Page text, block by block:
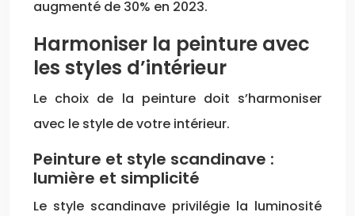
augmenté de 30% en 2023.
Harmoniser la peinture avec
les styles d’intérieur
Le choix de la peinture doit s’harmoniser
avec le style de votre intérieur.
Peinture et style scandinave :
lumière et simplicité
Le style scandinave privilégie la luminosité